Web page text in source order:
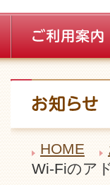
HOME
Wi‐Fiのア